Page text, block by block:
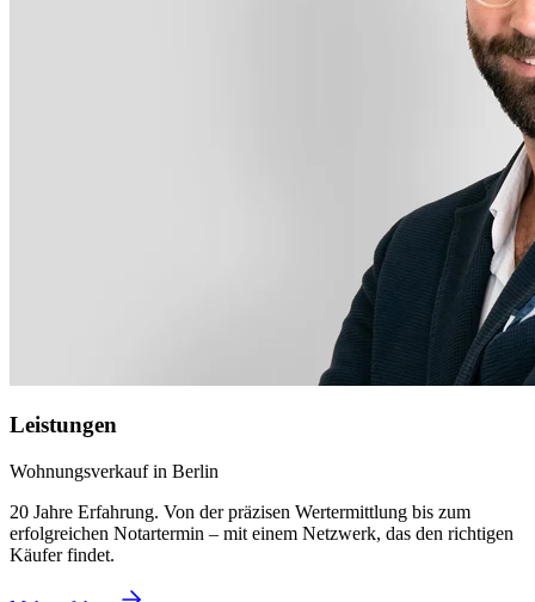
Leistungen
Wohnungsverkauf in Berlin
20 Jahre Erfahrung. Von der präzisen Wertermittlung bis zum
erfolgreichen Notartermin – mit einem Netzwerk, das den richtigen
Käufer findet.